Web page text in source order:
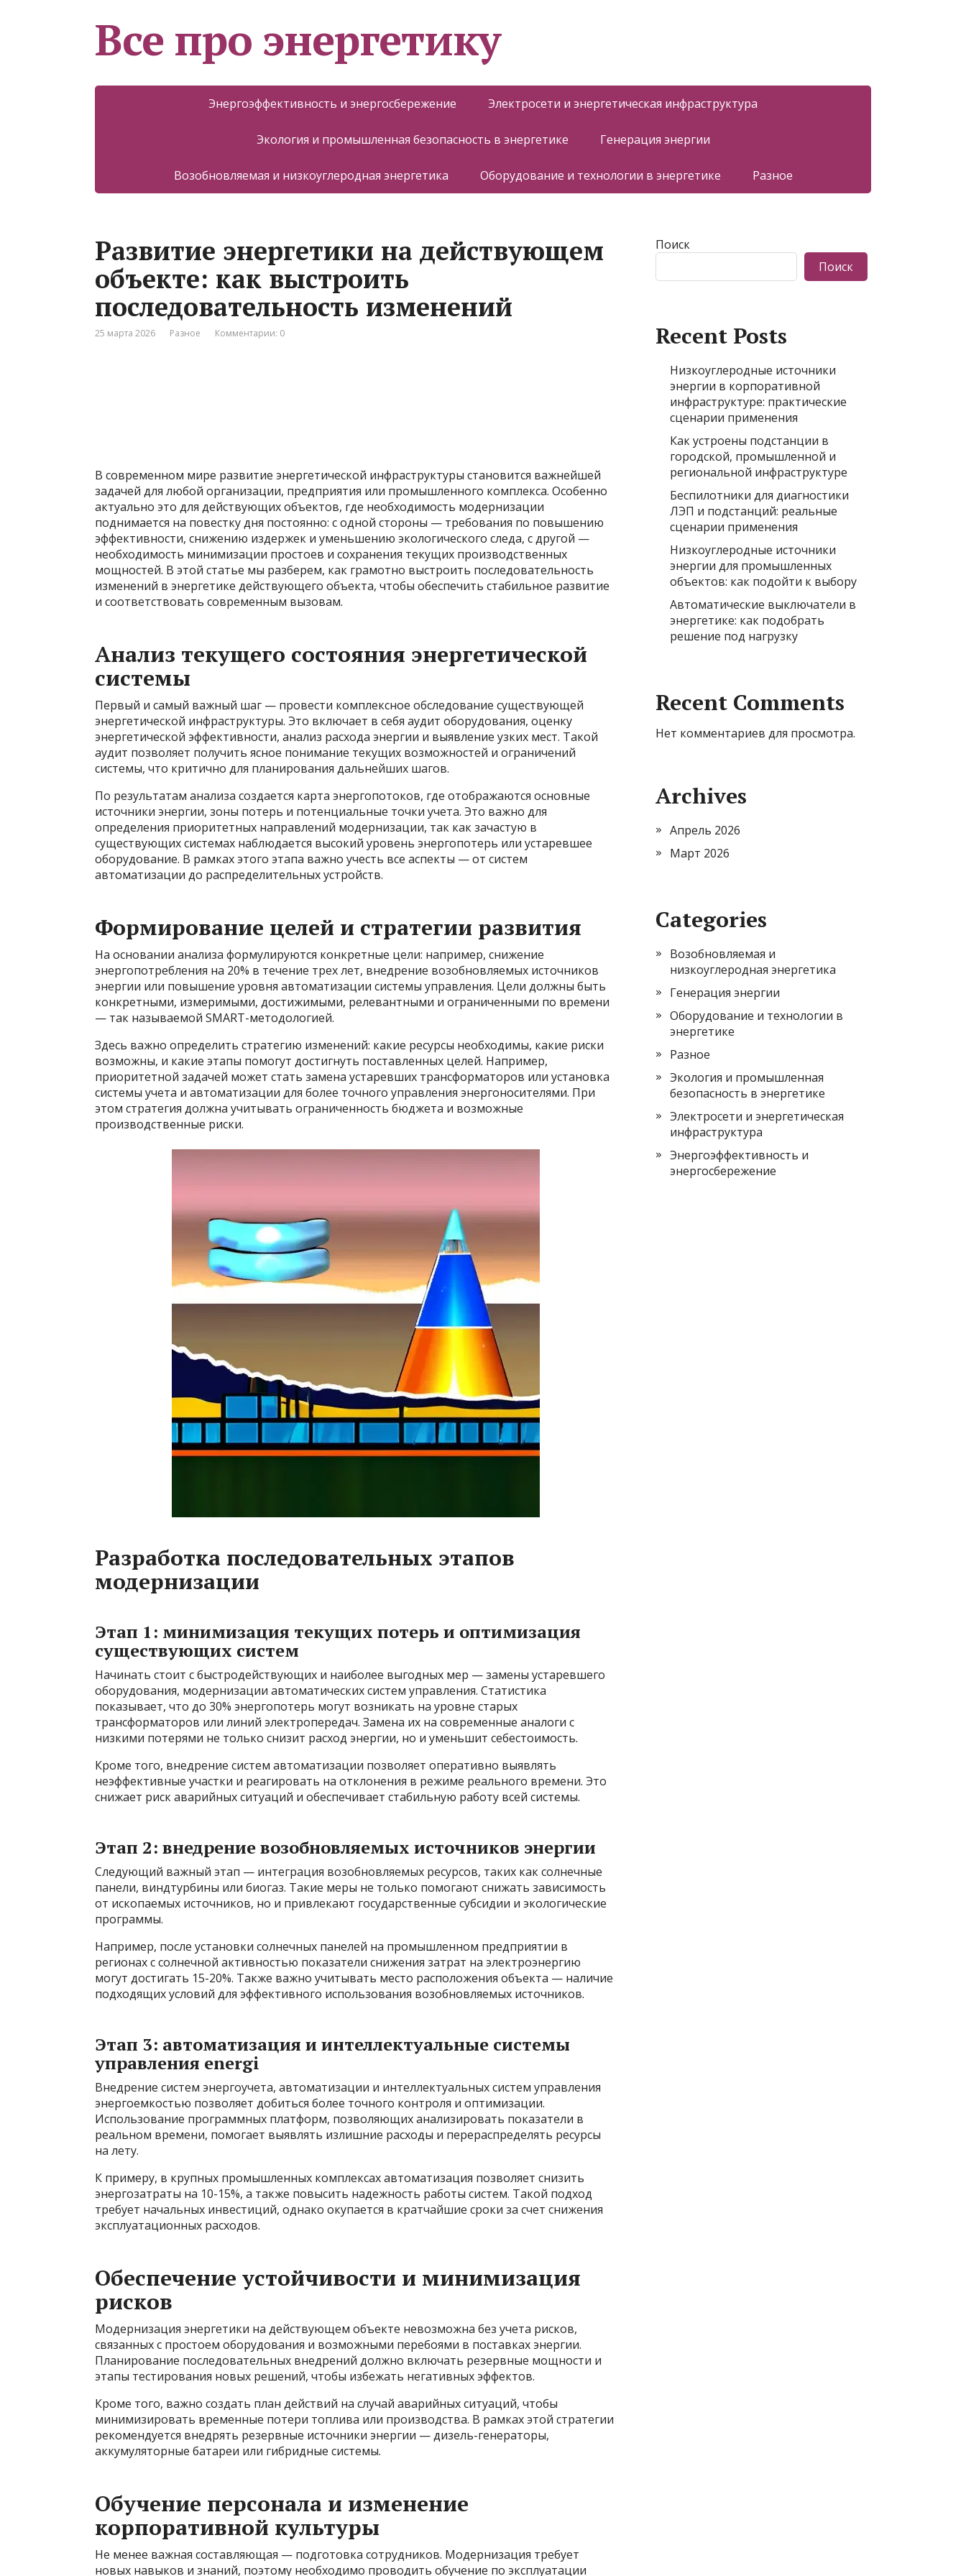
Все про энергетику
Энергоэффективность и энергосбережение Электросети и энергетическая инфраструктура
Экология и промышленная безопасность в энергетике Генерация энергии
Возобновляемая и низкоуглеродная энергетика Оборудование и технологии в энергетике Разное
Развитие энергетики на действующем
объекте: как выстроить
последовательность изменений
25 марта 2026 Разное Комментарии: 0
В современном мире развитие энергетической инфраструктуры становится важнейшей
задачей для любой организации, предприятия или промышленного комплекса. Особенно
актуально это для действующих объектов, где необходимость модернизации
поднимается на повестку дня постоянно: с одной стороны — требования по повышению
эффективности, снижению издержек и уменьшению экологического следа, с другой —
необходимость минимизации простоев и сохранения текущих производственных
мощностей. В этой статье мы разберем, как грамотно выстроить последовательность
изменений в энергетике действующего объекта, чтобы обеспечить стабильное развитие
и соответствовать современным вызовам.
Анализ текущего состояния энергетической
системы
Первый и самый важный шаг — провести комплексное обследование существующей
энергетической инфраструктуры. Это включает в себя аудит оборудования, оценку
энергетической эффективности, анализ расхода энергии и выявление узких мест. Такой
аудит позволяет получить ясное понимание текущих возможностей и ограничений
системы, что критично для планирования дальнейших шагов.
По результатам анализа создается карта энергопотоков, где отображаются основные
источники энергии, зоны потерь и потенциальные точки учета. Это важно для
определения приоритетных направлений модернизации, так как зачастую в
существующих системах наблюдается высокий уровень энергопотерь или устаревшее
оборудование. В рамках этого этапа важно учесть все аспекты — от систем
автоматизации до распределительных устройств.
Формирование целей и стратегии развития
На основании анализа формулируются конкретные цели: например, снижение
энергопотребления на 20% в течение трех лет, внедрение возобновляемых источников
энергии или повышение уровня автоматизации системы управления. Цели должны быть
конкретными, измеримыми, достижимыми, релевантными и ограниченными по времени
— так называемой SMART-методологией.
Здесь важно определить стратегию изменений: какие ресурсы необходимы, какие риски
возможны, и какие этапы помогут достигнуть поставленных целей. Например,
приоритетной задачей может стать замена устаревших трансформаторов или установка
системы учета и автоматизации для более точного управления энергоносителями. При
этом стратегия должна учитывать ограниченность бюджета и возможные
производственные риски.
Разработка последовательных этапов
модернизации
Этап 1: минимизация текущих потерь и оптимизация
существующих систем
Начинать стоит с быстродействующих и наиболее выгодных мер — замены устаревшего
оборудования, модернизации автоматических систем управления. Статистика
показывает, что до 30% энергопотерь могут возникать на уровне старых
трансформаторов или линий электропередач. Замена их на современные аналоги с
низкими потерями не только снизит расход энергии, но и уменьшит себестоимость.
Кроме того, внедрение систем автоматизации позволяет оперативно выявлять
неэффективные участки и реагировать на отклонения в режиме реального времени. Это
снижает риск аварийных ситуаций и обеспечивает стабильную работу всей системы.
Этап 2: внедрение возобновляемых источников энергии
Следующий важный этап — интеграция возобновляемых ресурсов, таких как солнечные
панели, виндтурбины или биогаз. Такие меры не только помогают снижать зависимость
от ископаемых источников, но и привлекают государственные субсидии и экологические
программы.
Например, после установки солнечных панелей на промышленном предприятии в
регионах с солнечной активностью показатели снижения затрат на электроэнергию
могут достигать 15-20%. Также важно учитывать место расположения объекта — наличие
подходящих условий для эффективного использования возобновляемых источников.
Этап 3: автоматизация и интеллектуальные системы
управления energi
Внедрение систем энергоучета, автоматизации и интеллектуальных систем управления
энергоемкостью позволяет добиться более точного контроля и оптимизации.
Использование программных платформ, позволяющих анализировать показатели в
реальном времени, помогает выявлять излишние расходы и перераспределять ресурсы
на лету.
К примеру, в крупных промышленных комплексах автоматизация позволяет снизить
энергозатраты на 10-15%, а также повысить надежность работы систем. Такой подход
требует начальных инвестиций, однако окупается в кратчайшие сроки за счет снижения
эксплуатационных расходов.
Обеспечение устойчивости и минимизация
рисков
Модернизация энергетики на действующем объекте невозможна без учета рисков,
связанных с простоем оборудования и возможными перебоями в поставках энергии.
Планирование последовательных внедрений должно включать резервные мощности и
этапы тестирования новых решений, чтобы избежать негативных эффектов.
Кроме того, важно создать план действий на случай аварийных ситуаций, чтобы
минимизировать временные потери топлива или производства. В рамках этой стратегии
рекомендуется внедрять резервные источники энергии — дизель-генераторы,
аккумуляторные батареи или гибридные системы.
Обучение персонала и изменение
корпоративной культуры
Не менее важная составляющая — подготовка сотрудников. Модернизация требует
новых навыков и знаний, поэтому необходимо проводить обучение по эксплуатации
Поиск
Поиск
Recent Posts
Низкоуглеродные источники
энергии в корпоративной
инфраструктуре: практические
сценарии применения
Как устроены подстанции в
городской, промышленной и
региональной инфраструктуре
Беспилотники для диагностики
ЛЭП и подстанций: реальные
сценарии применения
Низкоуглеродные источники
энергии для промышленных
объектов: как подойти к выбору
Автоматические выключатели в
энергетике: как подобрать
решение под нагрузку
Recent Comments
Нет комментариев для просмотра.
Archives
Апрель 2026
Март 2026
Categories
Возобновляемая и
низкоуглеродная энергетика
Генерация энергии
Оборудование и технологии в
энергетике
Разное
Экология и промышленная
безопасность в энергетике
Электросети и энергетическая
инфраструктура
Энергоэффективность и
энергосбережение